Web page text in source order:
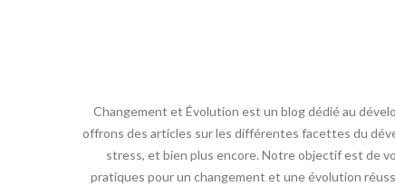
Changement et Évolution est un blog dédié au
offrons des articles sur les différentes facettes du
stress, et bien plus encore. Notre objectif est de
pratiques pour un changement et une évolution